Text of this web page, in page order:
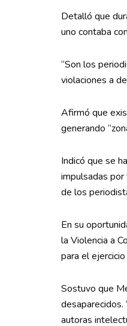
Detalló que
uno contaba
“Son los
violaciones a
Afirmó que
generando
Indicó que se
impulsadas
de los
En su
la Violencia a
para el
Sostuvo que
autoras